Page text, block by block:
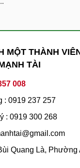
MỘT THÀNH
TÀI
008
: 0919 237 257
: 0919 300 268
Quang Là, Phường